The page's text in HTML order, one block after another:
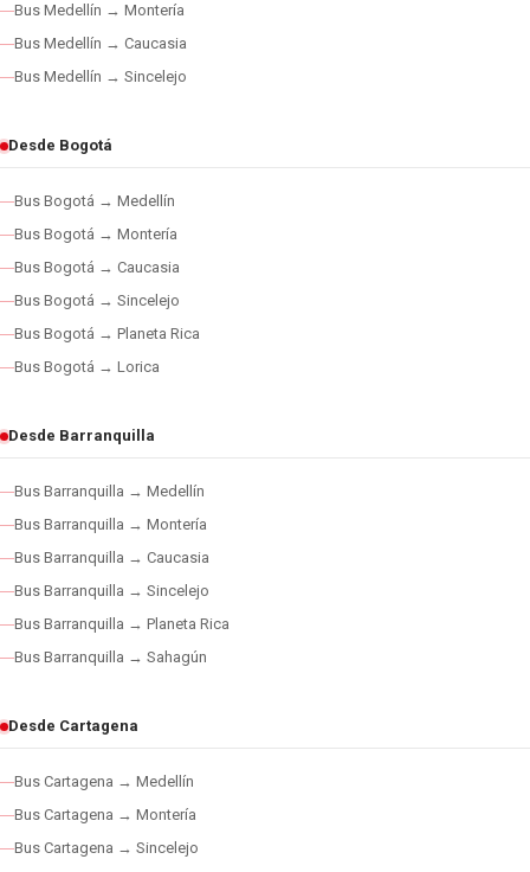
Bus Medellín → Montería
Bus Medellín → Caucasia
Bus Medellín → Sincelejo
Desde Bogotá
Bus Bogotá → Medellín
Bus Bogotá → Montería
Bus Bogotá → Caucasia
Bus Bogotá → Sincelejo
Bus Bogotá → Planeta Rica
Bus Bogotá → Lorica
Desde Barranquilla
Bus Barranquilla → Medellín
Bus Barranquilla → Montería
Bus Barranquilla → Caucasia
Bus Barranquilla → Sincelejo
Bus Barranquilla → Planeta Rica
Bus Barranquilla → Sahagún
Desde Cartagena
Bus Cartagena → Medellín
Bus Cartagena → Montería
Bus Cartagena → Sincelejo